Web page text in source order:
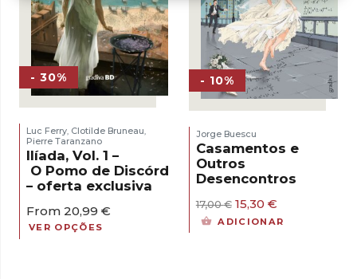
- 30%
Luc Ferry Clotilde Bruneau
Pierre Taranzano
Ilíada, Vol. 1 –
O Pomo de Discórdia
– oferta exclusiva
From 20,99 €
VER OPÇÕES
- 10%
Jorge Buescu
Casamentos e
Outros
Desencontros
17,00€ O
preço
15,30 €O
preço
ADICIONAR